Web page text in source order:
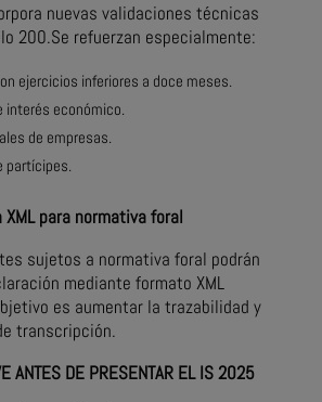
nuevas validaciones técnicas
200.Se refuerzan especialmente:
ejercicios inferiores a doce meses.
interés económico.
de empresas.
partícipes.
para normativa foral
sujetos a normativa foral podrán
mediante formato XML
es aumentar la trazabilidad y
transcripción.
ANTES DE PRESENTAR EL IS 2025